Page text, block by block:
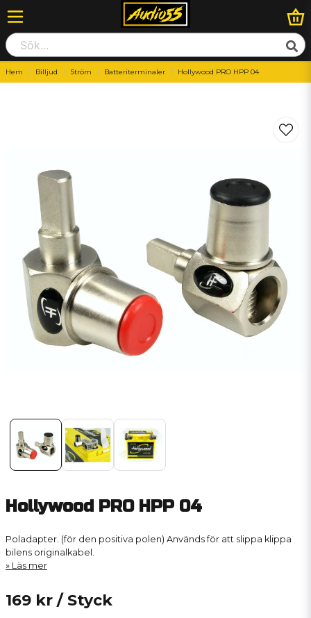
Hem Billjud Ström Batteriterminaler Hollywood PRO HPP 04
Hollywood PRO HPP 04
Poladapter. (för den positiva polen) Används för att slippa klippa
bilens originalkabel.
Läs mer
169 kr / Styck